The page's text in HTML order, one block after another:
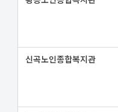
신곡노인종합복지관